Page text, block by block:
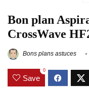
Bon plan
CrossWave
Bons plans astuces
Save
0